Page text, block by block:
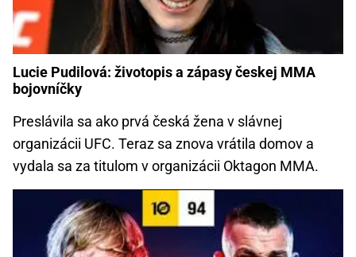
Lucie Pudilová: životopis a zápasy českej MMA
bojovníčky
Preslávila sa ako prvá česká žena v slávnej
organizácii UFC. Teraz sa znova vrátila domov a
vydala sa za titulom v organizácii Oktagon MMA.